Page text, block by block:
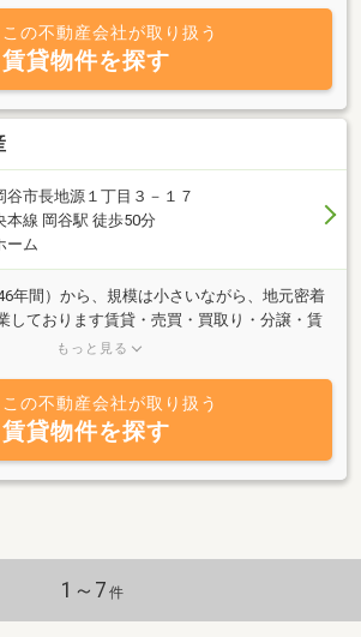
お気軽にお問い合わせ下さい。
この不動産会社が取り扱う
賃貸物件を探す
谷市長地源１丁目３－１７
本線 岡谷駅 徒歩50分
ーム
年間）から、規模は小さいながら、地元密着
しております賃貸・売買・買取り・分譲・賃
、取り扱いをしておりますので、豊富な経験
家・空き地の売却・活用等に、積極的にと取
系の不動産業者のお店に行くには、抵抗があ
弊社は、事務的ではなく、初めての方でもお
囲気づくりをしておりますので、ぜひ、お気
利用下さい長年培ったノウハウと経験に基づ
もっと見る
この不動産会社が取り扱う
賃貸物件を探す
1～7 件